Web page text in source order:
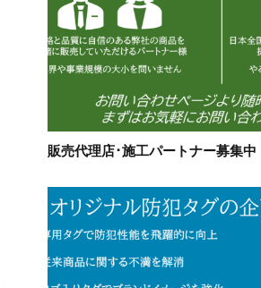
販売代理店･施工パートナー募集中